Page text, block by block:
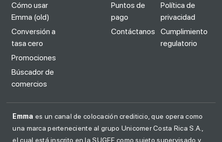
Cómo usar
Emma (old)
Conversión a
tasa cero
Promociones
Búscador de
comercios
Puntos de
pago
Contáctanos
Política de
privacidad
Cumplimiento
regulatorio
Emma es un canal de colocación crediticio, que opera como
una marca perteneciente al grupo Unicomer Costa Rica S.A.,
el cual está inscrito en la SUGEF como sujeto supervisado y